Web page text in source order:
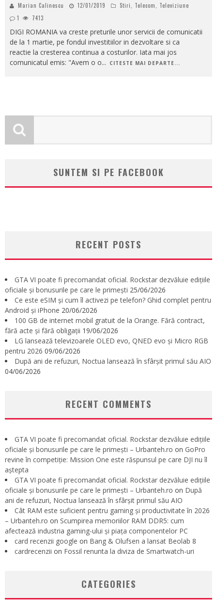
Marian Calinescu 12/01/2019 Stiri, Telecom, Televiziune
1
7413
DIGI ROMANIA va creste preturile unor servicii de comunicatii
de la 1 martie, pe fondul investitiilor in dezvoltare si ca
reactie la cresterea continua a costurilor. Iata mai jos
comunicatul emis: "Avem o o... CITESTE MAI DEPARTE...
SUNTEM SI PE FACEBOOK
RECENT POSTS
GTA VI poate fi precomandat oficial. Rockstar dezvăluie edițiile
oficiale și bonusurile pe care le primești 25/06/2026
Ce este eSIM și cum îl activezi pe telefon? Ghid complet pentru
Android și iPhone 20/06/2026
100 GB de internet mobil gratuit de la Orange. Fără contract,
fără acte și fără obligații 19/06/2026
LG lansează televizoarele OLED evo, QNED evo și Micro RGB
pentru 2026 09/06/2026
După ani de refuzuri, Noctua lansează în sfârșit primul său AIO
04/06/2026
RECENT COMMENTS
GTA VI poate fi precomandat oficial. Rockstar dezvăluie edițiile
oficiale și bonusurile pe care le primești – Urbanteh.ro on GoPro
revine în competiție: Mission One este răspunsul pe care DJI nu îl
aștepta
GTA VI poate fi precomandat oficial. Rockstar dezvăluie edițiile
oficiale și bonusurile pe care le primești – Urbanteh.ro on După
ani de refuzuri, Noctua lansează în sfârșit primul său AIO
Cât RAM este suficient pentru gaming și productivitate în 2026
– Urbanteh.ro on Scumpirea memoriilor RAM DDR5: cum
afectează industria gaming-ului și piața componentelor PC
card recenzii google on Bang & Olufsen a lansat Beolab 8
cardrecenzii on Fossil renunta la diviza de Smartwatch-uri
CATEGORIES